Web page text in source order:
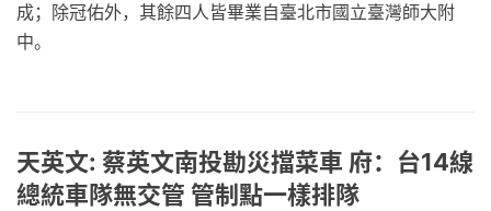
成；除冠佑外，其餘四人皆畢業自臺北市國立臺灣師大附
中。
天英文: 蔡英文南投勘災擋菜車 府：台14線
總統車隊無交管 管制點一樣排隊